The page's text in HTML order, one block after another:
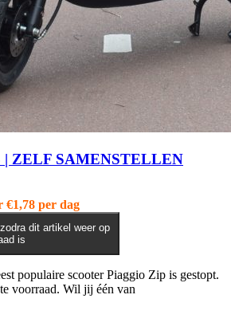
| ZELF SAMENSTELLEN
€1,78 per dag
dit artikel weer op
is
populaire scooter Piaggio Zip is gestopt.
voorraad. Wil jij één van